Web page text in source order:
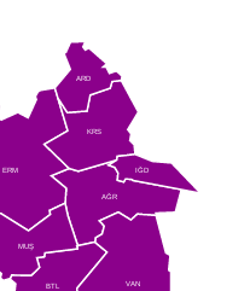
AĞR
BTL
ERM
KRS
MUŞ
VAN
ARD
IĞD